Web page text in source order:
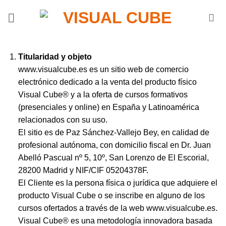
Titularidad y objeto
www.visualcube.es es un sitio web de comercio
electrónico dedicado a la venta del producto físico
Visual Cube® y a la oferta de cursos formativos
(presenciales y online) en España y Latinoamérica
relacionados con su uso.
El sitio es de Paz Sánchez-Vallejo Bey, en calidad de
profesional autónoma, con domicilio fiscal en Dr. Juan
Abelló Pascual nº 5, 10º, San Lorenzo de El Escorial,
28200 Madrid y NIF/CIF 05204378F.
El Cliente es la persona física o jurídica que adquiere el
producto Visual Cube o se inscribe en alguno de los
cursos ofertados a través de la web www.visualcube.es.
Visual Cube® es una metodología innovadora basada